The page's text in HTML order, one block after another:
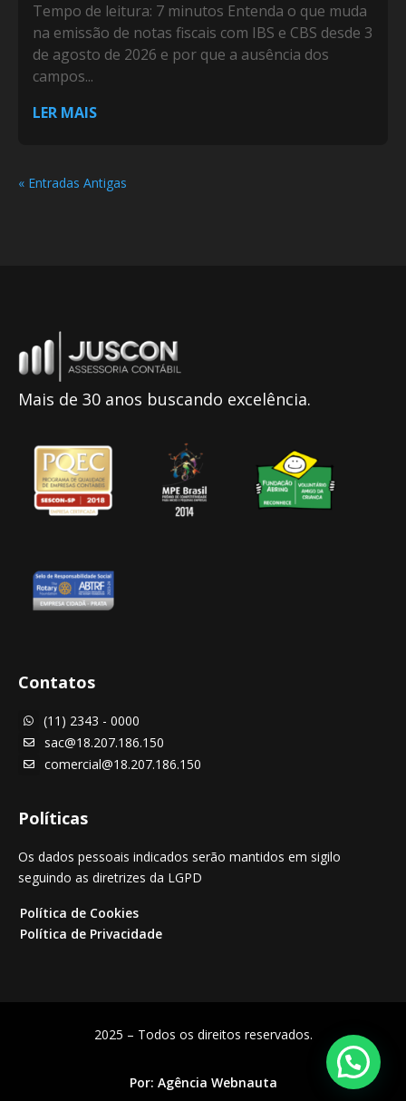
Tempo de leitura: 7 minutos Entenda o que muda
na emissão de notas fiscais com IBS e CBS desde 3
de agosto de 2026 e por que a ausência dos
campos...
LER MAIS
« Entradas Antigas
Mais de 30 anos buscando excelência.
Contatos
 (11) 2343 - 0000
 sac@18.207.186.150
 comercial@18.207.186.150
Políticas
Os dados pessoais indicados serão mantidos em sigilo
seguindo as diretrizes da LGPD
Política de Cookies
Política de Privacidade
2025 – Todos os direitos reservados.
Por: Agência Webnauta